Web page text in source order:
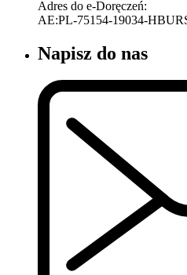
Adres do e-Doręczeń:
AE:PL-75154-19034-
Napisz do nas